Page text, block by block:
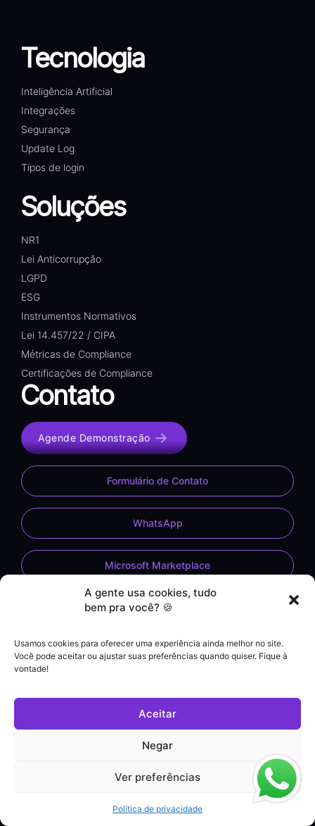
A gente usa cookies, tudo
bem pra você? 🍪
Usamos cookies para oferecer uma experiência ainda melhor no site.
Você pode aceitar ou ajustar suas preferências quando quiser. Fique à
vontade!
Aceitar
Negar
Ver preferências
Política de privacidade
Tecnologia
Inteligência Artificial
Integrações
Segurança
Update Log
Tipos de login
Soluções
NR1
Lei Anticorrupção
LGPD
ESG
Instrumentos Normativos
Lei 14.457/22 / CIPA
Métricas de Compliance
Certificações de Compliance
Contato
Agende Demonstração
Formulário de Contato
WhatsApp
Microsoft Marketplace
Formulário de Contato
|
+55 (21) 3828-1462
Suporte a clientes